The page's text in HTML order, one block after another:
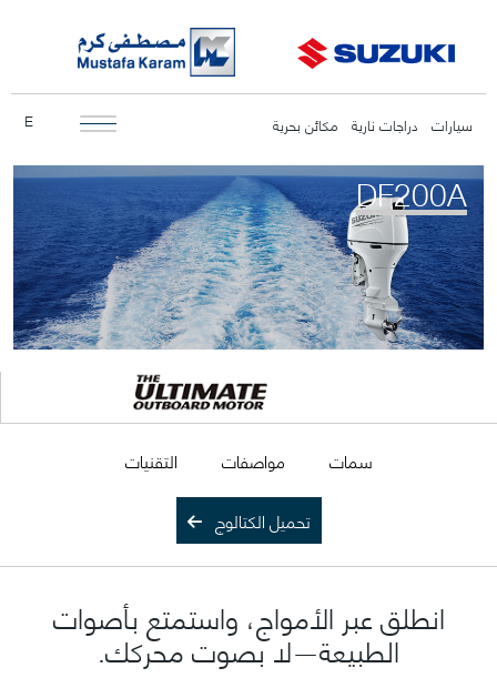
سيارات دراجات نارية مكائن بحرية E
DF200A
سمات مواصفات
التقنيات
تحميل الكتالوج
انطلق عبر الأمواج، واستمتع بأصوات
الطبيعة—لا بصوت محركك.